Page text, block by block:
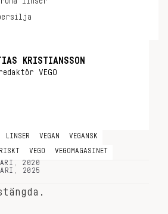
KRISTIANSSON
VEGO
LINSER VEGAN VEGANSK
VEGO
VEGOMAGASINET
2020
2025